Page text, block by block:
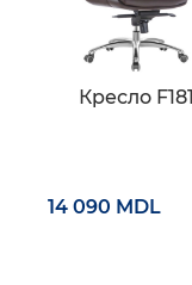
Кресло F181
14 090 MDL